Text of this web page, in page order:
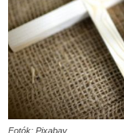
Fotók: Pixabay